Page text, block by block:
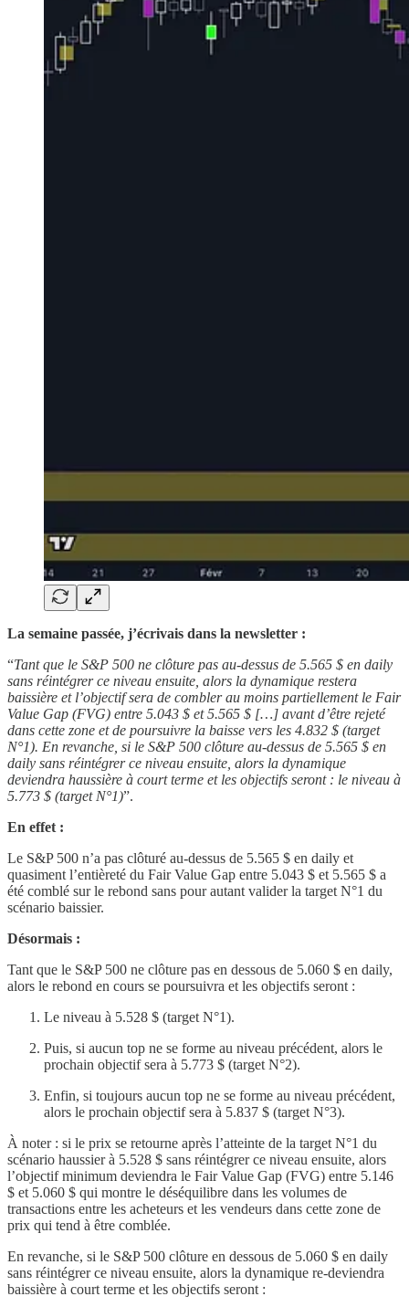
La semaine passée, j’écrivais dans la newsletter :
“Tant que le S&P 500 ne clôture pas au-dessus de 5.565 $ en daily
sans réintégrer ce niveau ensuite, alors la dynamique restera
baissière et l’objectif sera de combler au moins partiellement le Fair
Value Gap (FVG) entre 5.043 $ et 5.565 $ […] avant d’être rejeté
dans cette zone et de poursuivre la baisse vers les 4.832 $ (target
N°1). En revanche, si le S&P 500 clôture au-dessus de 5.565 $ en
daily sans réintégrer ce niveau ensuite, alors la dynamique
deviendra haussière à court terme et les objectifs seront : le niveau à
5.773 $ (target N°1)”.
En effet :
Le S&P 500 n’a pas clôturé au-dessus de 5.565 $ en daily et
quasiment l’entièreté du Fair Value Gap entre 5.043 $ et 5.565 $ a
été comblé sur le rebond sans pour autant valider la target N°1 du
scénario baissier.
Désormais :
Tant que le S&P 500 ne clôture pas en dessous de 5.060 $ en daily,
alors le rebond en cours se poursuivra et les objectifs seront :
Le niveau à 5.528 $ (target N°1).
Puis, si aucun top ne se forme au niveau précédent, alors le
prochain objectif sera à 5.773 $ (target N°2).
Enfin, si toujours aucun top ne se forme au niveau précédent,
alors le prochain objectif sera à 5.837 $ (target N°3).
À noter : si le prix se retourne après l’atteinte de la target N°1 du
scénario haussier à 5.528 $ sans réintégrer ce niveau ensuite, alors
l’objectif minimum deviendra le Fair Value Gap (FVG) entre 5.146
$ et 5.060 $ qui montre le déséquilibre dans les volumes de
transactions entre les acheteurs et les vendeurs dans cette zone de
prix qui tend à être comblée.
En revanche, si le S&P 500 clôture en dessous de 5.060 $ en daily
sans réintégrer ce niveau ensuite, alors la dynamique re-deviendra
baissière à court terme et les objectifs seront :